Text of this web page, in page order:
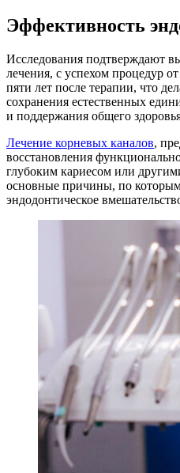
Эффективность
Исследования подтверждают
лечения, с успехом процедур
пяти лет после терапии, что
сохранения естественных
и поддержания общего
Лечение корневых каналов,
восстановления
глубоким кариесом или
основные причины, по
эндодонтическое